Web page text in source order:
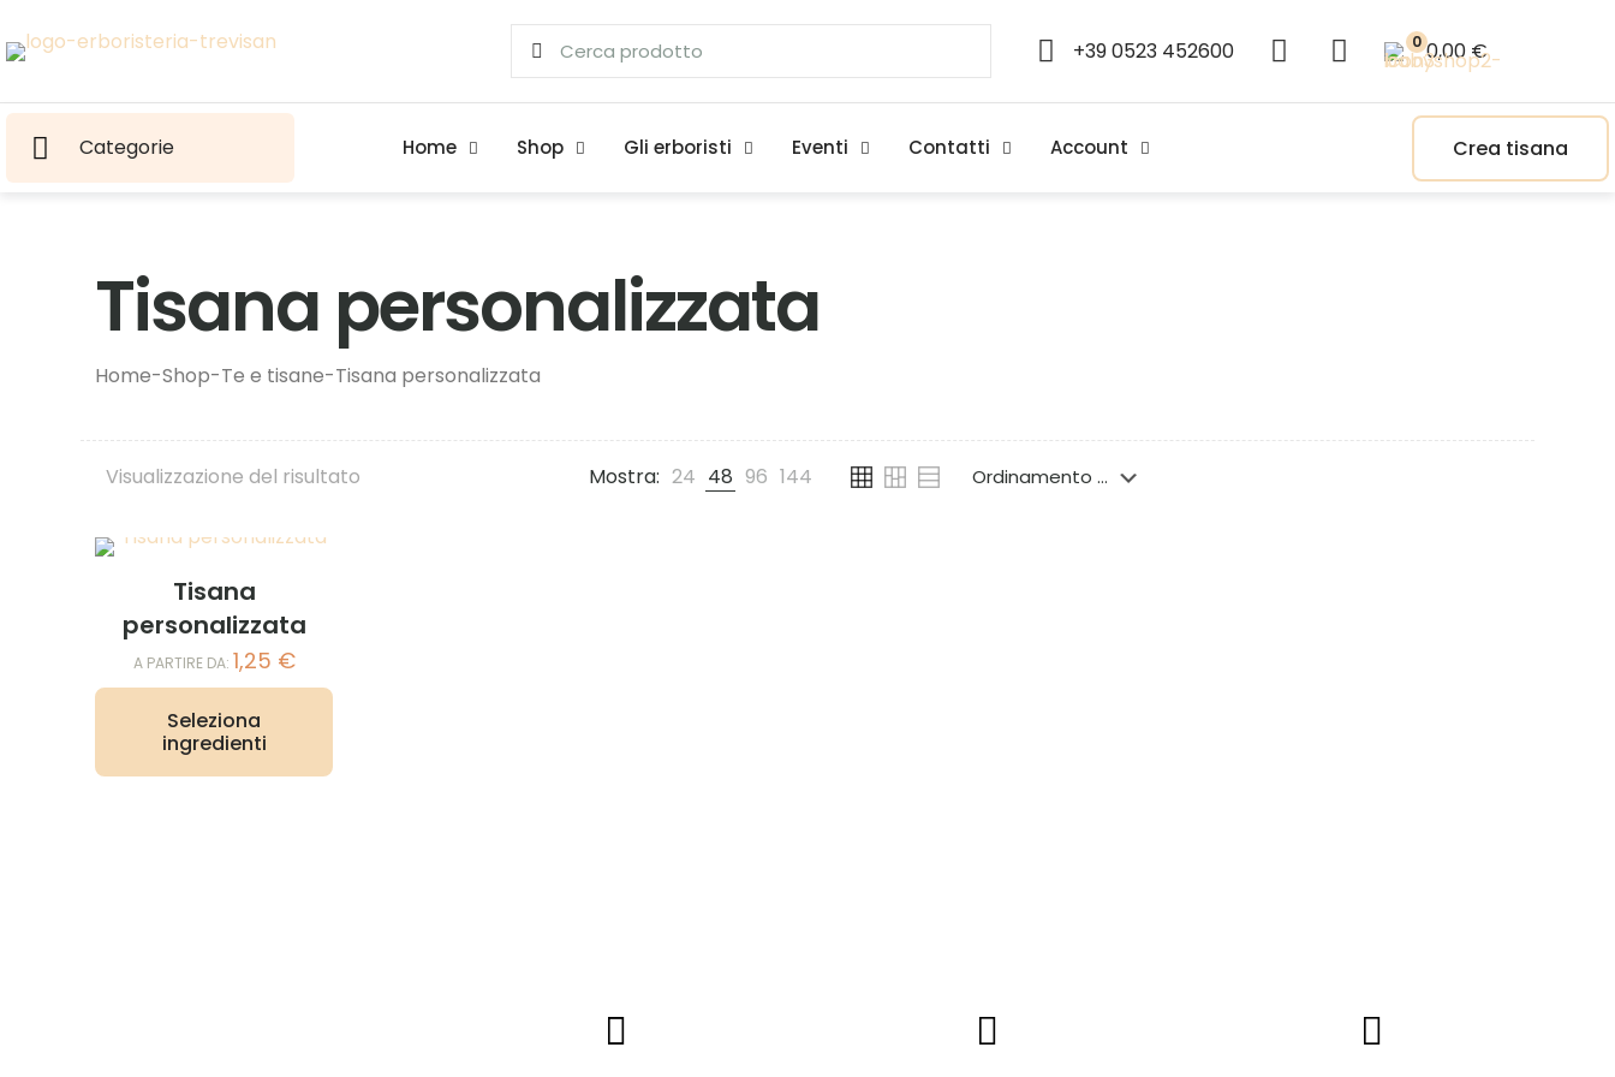
+39 0523 452600 0 0,00 €
Categorie Home Shop Gli erboristi Eventi Contatti Account Crea tisana
Tisana personalizzata
Home-Shop-Te e tisane-Tisana personalizzata
Visualizzazione del risultato Mostra: 24 48 96 144
Tisana
personalizzata
A PARTIRE DA: 1,25 €
Seleziona
ingredienti